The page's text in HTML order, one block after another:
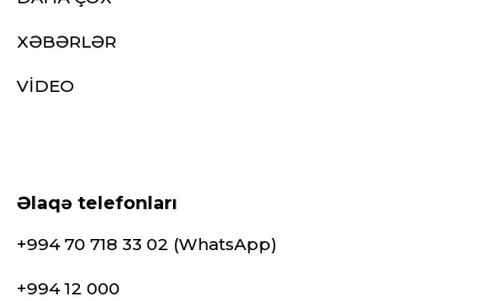
XƏBƏRLƏR
VİDEO
Əlaqə telefonları
+994 70 718 33 02 (WhatsApp)
+994 12 000